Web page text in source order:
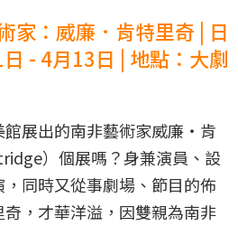
家：威廉．肯特里奇 | 日
- 4月13日 | 地點：大劇
館展出的南非藝術家威廉‧肯
）個展嗎？身兼演員、設
同時又從事劇場、節目的佈
，才華洋溢，因雙親為南非